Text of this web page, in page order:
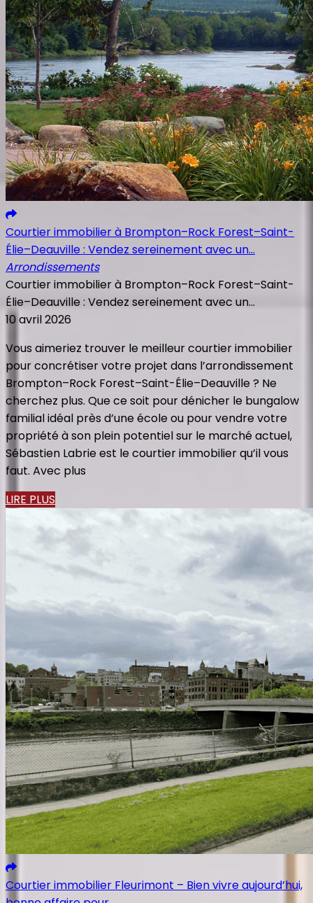
Courtier immobilier à Brompton–Rock Forest–Saint-
Élie–Deauville : Vendez sereinement avec un...
Arrondissements
Courtier immobilier à Brompton–Rock Forest–Saint-
Élie–Deauville : Vendez sereinement avec un...
10 avril 2026
Vous aimeriez trouver le meilleur courtier immobilier
pour concrétiser votre projet dans l’arrondissement
Brompton–Rock Forest–Saint-Élie–Deauville ? Ne
cherchez plus. Que ce soit pour dénicher le bungalow
familial idéal près d’une école ou pour vendre votre
propriété à son plein potentiel sur le marché actuel,
Sébastien Labrie est le courtier immobilier qu’il vous
faut. Avec plus
LIRE PLUS
Courtier immobilier Fleurimont – Bien vivre aujourd’hui,